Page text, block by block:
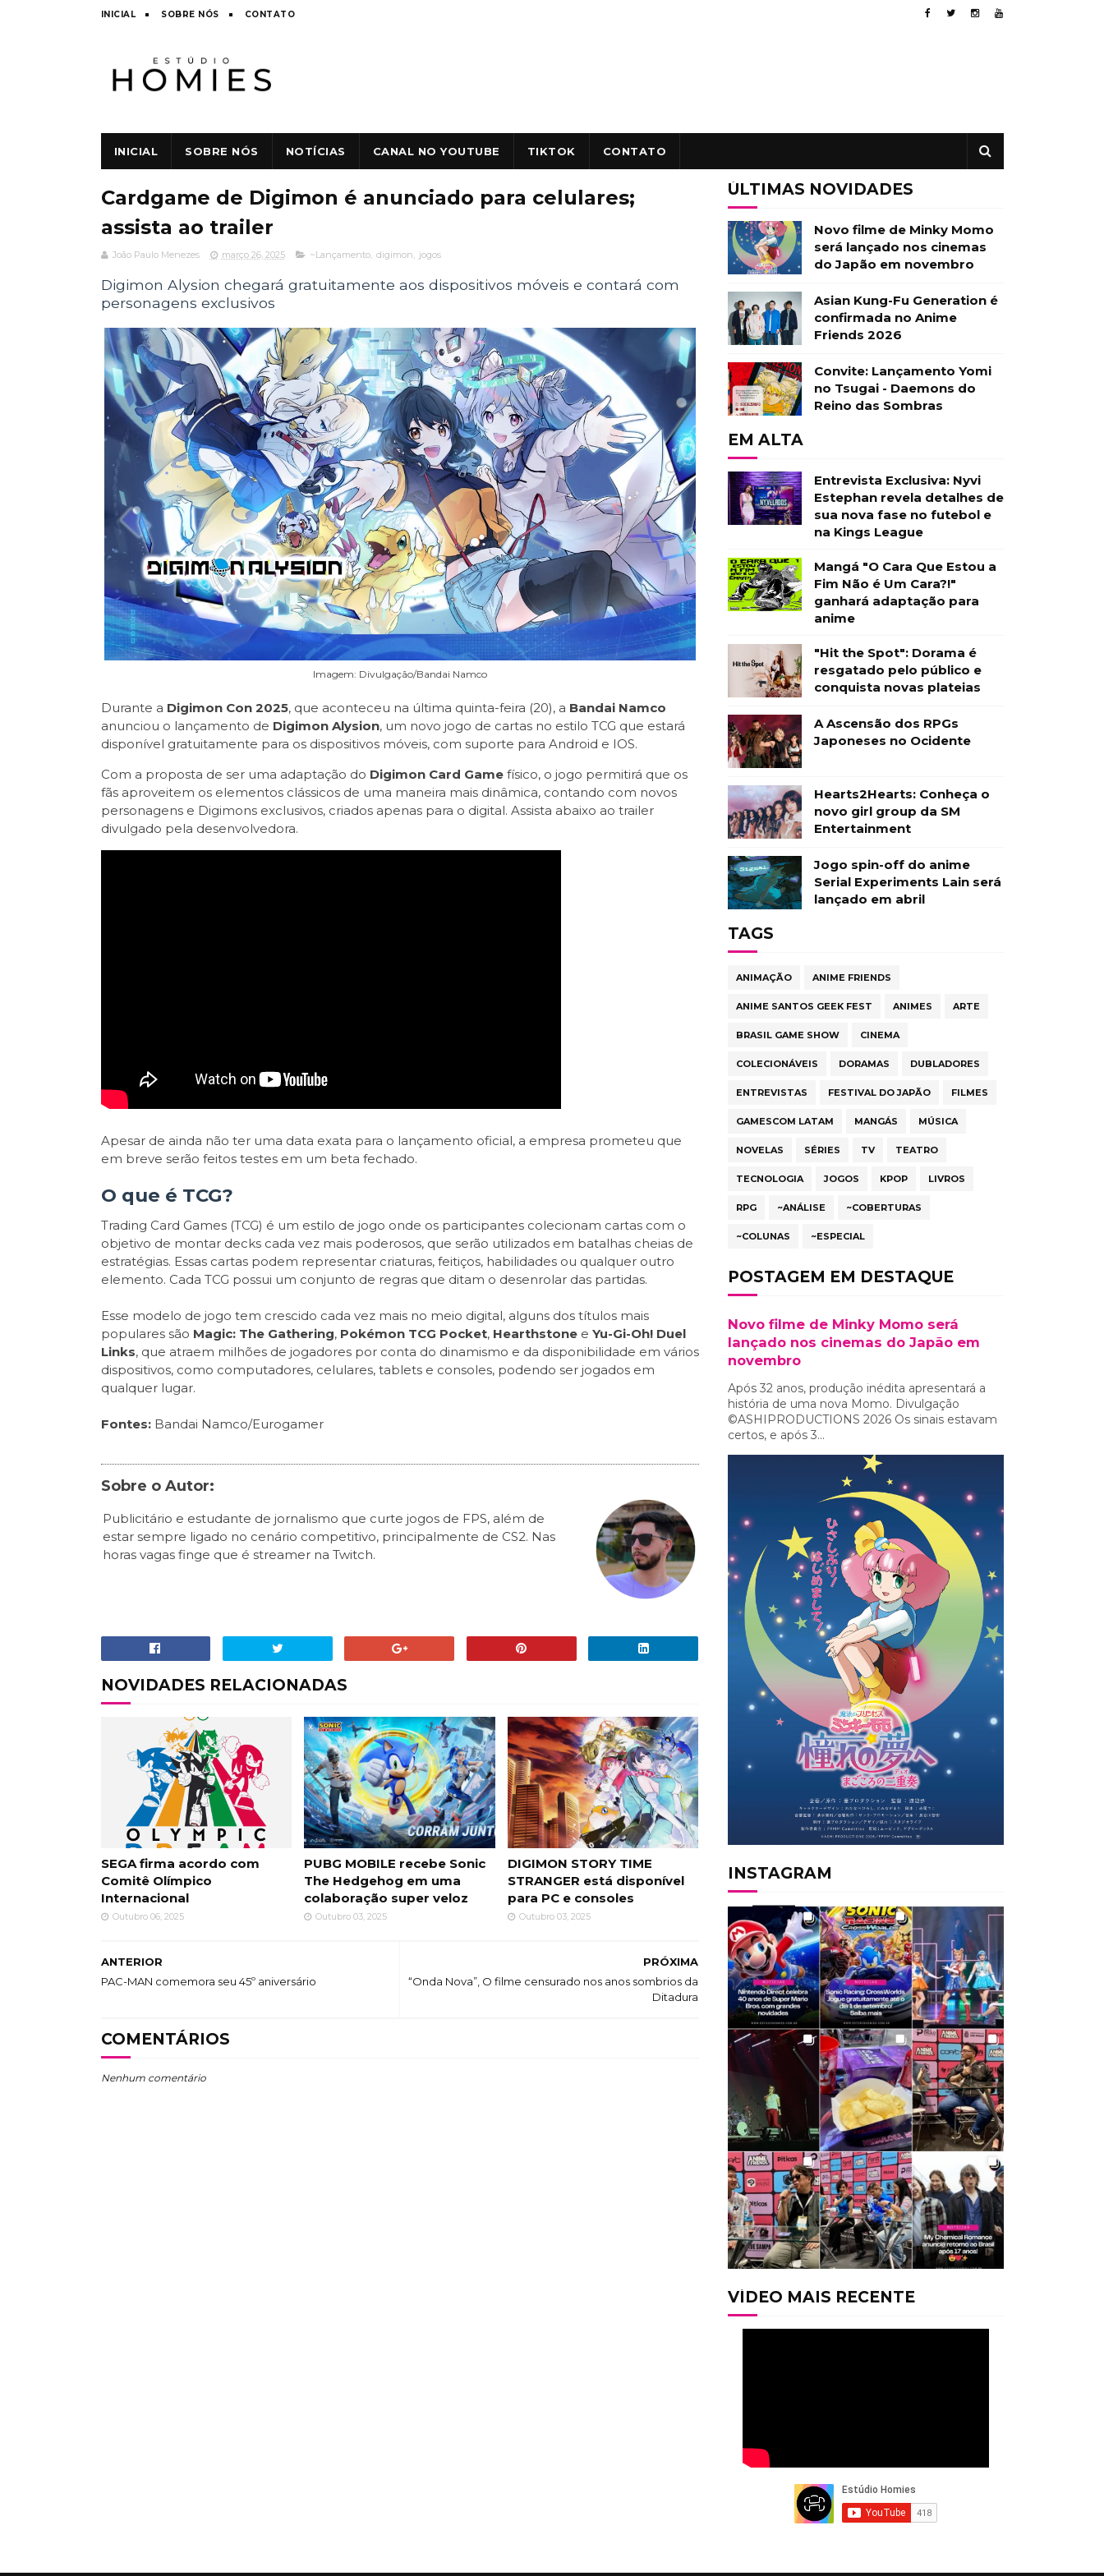
INICIAL SOBRE NÓS CONTATO
INICIAL SOBRE NÓS NOTÍCIAS CANAL NO YOUTUBE TIKTOK CONTATO
Cardgame de Digimon é anunciado para celulares;
assista ao trailer
João Paulo Menezes março 26, 2025 ~Lançamento, digimon, jogos
Digimon Alysion chegará gratuitamente aos dispositivos móveis e contará com
personagens exclusivos
Imagem: Divulgação/Bandai Namco
Durante a Digimon Con 2025, que aconteceu na última quinta-feira (20), a Bandai Namco
anunciou o lançamento de Digimon Alysion, um novo jogo de cartas no estilo TCG que estará
disponível gratuitamente para os dispositivos móveis, com suporte para Android e IOS.
Com a proposta de ser uma adaptação do Digimon Card Gamefísico, o jogo permitirá que os
fãs aproveitem os elementos clássicos de uma maneira mais dinâmica, contando com novos
personagens e Digimons exclusivos, criados apenas para o digital. Assista abaixo ao trailer
divulgado pela desenvolvedora.
Apesar de ainda não ter uma data exata para o lançamento oficial, a empresa prometeu que
em breve serão feitos testes em um beta fechado.
O que é TCG?
Trading Card Games (TCG) é um estilo de jogo onde os participantes colecionam cartas com o
objetivo de montar decks cada vez mais poderosos, que serão utilizados em batalhas cheias de
estratégias. Essas cartas podem representar criaturas, feitiços, habilidades ou qualquer outro
elemento. Cada TCG possui um conjunto de regras que ditam o desenrolar das partidas.
Esse modelo de jogo tem crescido cada vez mais no meio digital, alguns dos títulos mais
populares são Magic: The Gathering, Pokémon TCG Pocket, Hearthstonee Yu-Gi-Oh! Duel
Links, que atraem milhões de jogadores por conta do dinamismo e da disponibilidade em vários
dispositivos, como computadores, celulares, tablets e consoles, podendo ser jogados em
qualquer lugar.
Fontes: Bandai Namco/Eurogamer
Sobre o Autor:
Publicitário e estudante de jornalismo que curte jogos de FPS, além de
estar sempre ligado no cenário competitivo, principalmente de CS2. Nas
horas vagas finge que é streamer na Twitch.
NOVIDADES RELACIONADAS
SEGA firma acordo com
Comitê Olímpico
Internacional
Outubro 06, 2025
PUBG MOBILE recebe Sonic
The Hedgehog em uma
colaboração super veloz
Outubro 03, 2025
DIGIMON STORY TIME
STRANGER está disponível
para PC e consoles
Outubro 03, 2025
PRÓXIMA
“Onda Nova”, O filme censurado nos anos sombrios da
Ditadura
ANTERIOR
PAC-MAN comemora seu 45⁠º aniversário
COMENTÁRIOS
Nenhum comentário
ÚLTIMAS NOVIDADES
Novo filme de Minky Momo
será lançado nos cinemas
do Japão em novembro
Asian Kung-Fu Generation é
confirmada no Anime
Friends 2026
Convite: Lançamento Yomi
no Tsugai - Daemons do
Reino das Sombras
EM ALTA
Entrevista Exclusiva: Nyvi
Estephan revela detalhes de
sua nova fase no futebol e
na Kings League
Mangá "O Cara Que Estou a
Fim Não é Um Cara?!"
ganhará adaptação para
anime
"Hit the Spot": Dorama é
resgatado pelo público e
conquista novas plateias
A Ascensão dos RPGs
Japoneses no Ocidente
Hearts2Hearts: Conheça o
novo girl group da SM
Entertainment
Jogo spin-off do anime
Serial Experiments Lain será
lançado em abril
TAGS
ANIMAÇÃO ANIME FRIENDS
ANIME SANTOS GEEK FEST ANIMES ARTE
BRASIL GAME SHOW CINEMA
COLECIONÁVEIS DORAMAS DUBLADORES
ENTREVISTAS FESTIVAL DO JAPÃO FILMES
GAMESCOM LATAM MANGÁS MÚSICA
NOVELAS SÉRIES TV TEATRO
TECNOLOGIA JOGOS KPOP LIVROS
RPG ~ANÁLISE ~COBERTURAS
~COLUNAS ~ESPECIAL
POSTAGEM EM DESTAQUE
Novo filme de Minky Momo será
lançado nos cinemas do Japão em
novembro
Após 32 anos, produção inédita apresentará a
história de uma nova Momo. Divulgação
©ASHIPRODUCTIONS 2026 Os sinais estavam
certos, e após 3...
INSTAGRAM
VÍDEO MAIS RECENTE